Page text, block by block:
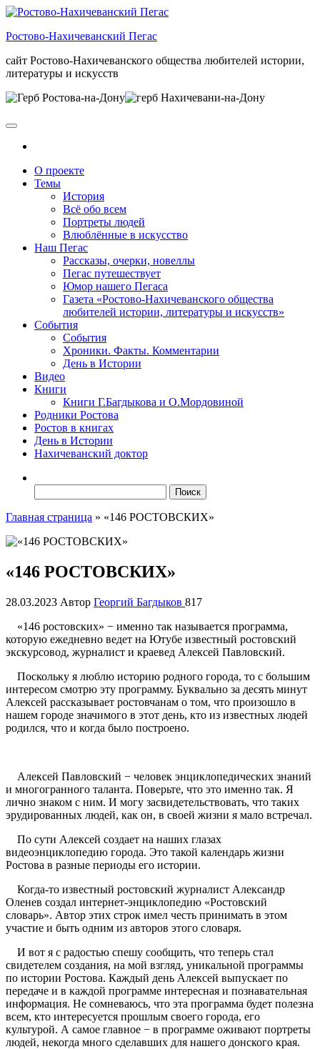
Skip
the
Ростово-Нахичеванский Пегас
сайт Ростово-Нахичеванского общества любителей истории,
литературы и искусств
О проекте
Темы
История
Всё обо всем
Портреты людей
Влюблённые в искусство
Наш Пегас
Рассказы, очерки, новеллы
Пегас путешествует
Юмор нашего Пегаса
Газета «Ростово-Нахичеванского общества
любителей истории, литературы и искусств»
События
События
Хроники. Факты. Комментарии
День в Истории
Видео
Книги
Книги Г.Багдыкова и О.Мордовиной
Родники Ростова
Ростов в книгах
День в Истории
Нахичеванский доктор
Главная страница » «146 РОСТОВСКИХ»
«146 РОСТОВСКИХ»
28.03.2023 Автор Георгий Багдыков 817
«146 ростовских» − именно так называется программа,
которую ежедневно ведет на Ютубе известный ростовский
экскурсовод, журналист и краевед Алексей Павловский.
Поскольку я люблю историю родного города, то с большим
интересом смотрю эту программу. Буквально за десять минут
Алексей рассказывает ростовчанам о том, что произошло в
нашем городе значимого в этот день, кто из известных людей
родился, что и когда было построено.
Алексей Павловский − человек энциклопедических знаний
и многогранного таланта. Поверьте, что это именно так. Я
лично знаком с ним. И могу засвидетельствовать, что таких
эрудированных людей, как он, в своей жизни я мало встречал.
По сути Алексей создает на наших глазах
видеоэнциклопедию города. Это такой календарь жизни
Ростова в разные периоды его истории.
Когда-то известный ростовский журналист Александр
Оленев создал интернет-энциклопедию «Ростовский
словарь». Автор этих строк имел честь принимать в этом
участие и быть одним из авторов этого словаря.
И вот я с радостью спешу сообщить, что теперь стал
свидетелем создания, на мой взгляд, уникальной программы
по истории Ростова. Каждый день Алексей выпускает по
передаче и в каждой программе интересная и познавательная
информация. Не сомневаюсь, что эта программа будет полезна
всем, кто интересуется прошлым своего города, его
культурой. А самое главное − в программе оживают портреты
людей, некогда много сделавших для нашего донского края.